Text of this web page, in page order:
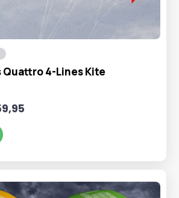
Quattro 4-Lines Kite
Preisspanne: